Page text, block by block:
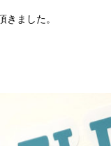
ました。